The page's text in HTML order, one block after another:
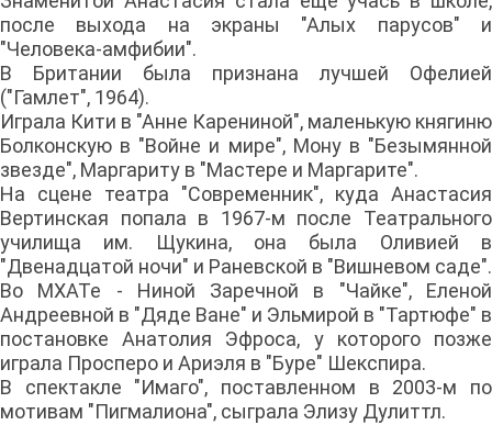
после выхода на экраны "Алых парусов" и
"Человека-амфибии".
В Британии была признана лучшей Офелией
("Гамлет", 1964).
Играла Кити в "Анне Карениной", маленькую княгиню
Болконскую в "Войне и мире", Мону в "Безымянной
звезде", Маргариту в "Мастере и Маргарите".
На сцене театра "Современник", куда Анастасия
Вертинская попала в 1967-м после Театрального
училища им. Щукина, она была Оливией в
"Двенадцатой ночи" и Раневской в "Вишневом саде".
Во МХАТе - Ниной Заречной в "Чайке", Еленой
Андреевной в "Дяде Ване" и Эльмирой в "Тартюфе" в
постановке Анатолия Эфроса, у которого позже
играла Просперо и Ариэля в "Буре" Шекспира.
В спектакле "Имаго", поставленном в 2003-м по
мотивам "Пигмалиона", сыграла Элизу Дулиттл.